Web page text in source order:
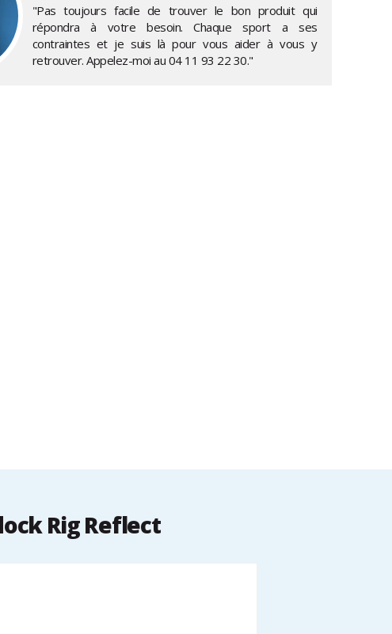
"Pas toujours facile de trouver le bon produit qui
répondra à votre besoin. Chaque sport a ses
contraintes et je suis là pour vous aider à vous y
retrouver. Appelez-moi au 04 11 93 22 30."
Rig Reflect